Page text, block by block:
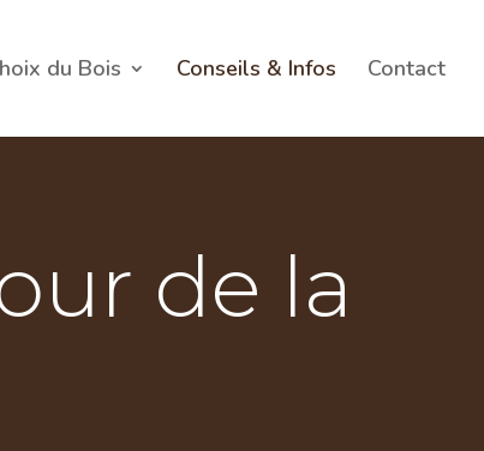
du Bois Conseils & Infos Contact
de la